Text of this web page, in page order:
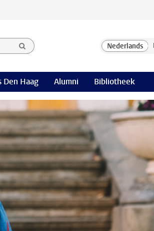
Den Haag Alumni Bibliotheek